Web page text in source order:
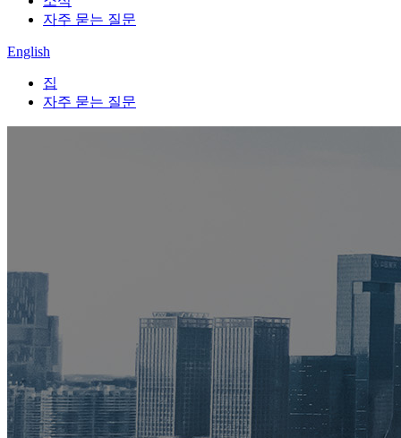
자주 묻는 질문
English
집
자주 묻는 질문